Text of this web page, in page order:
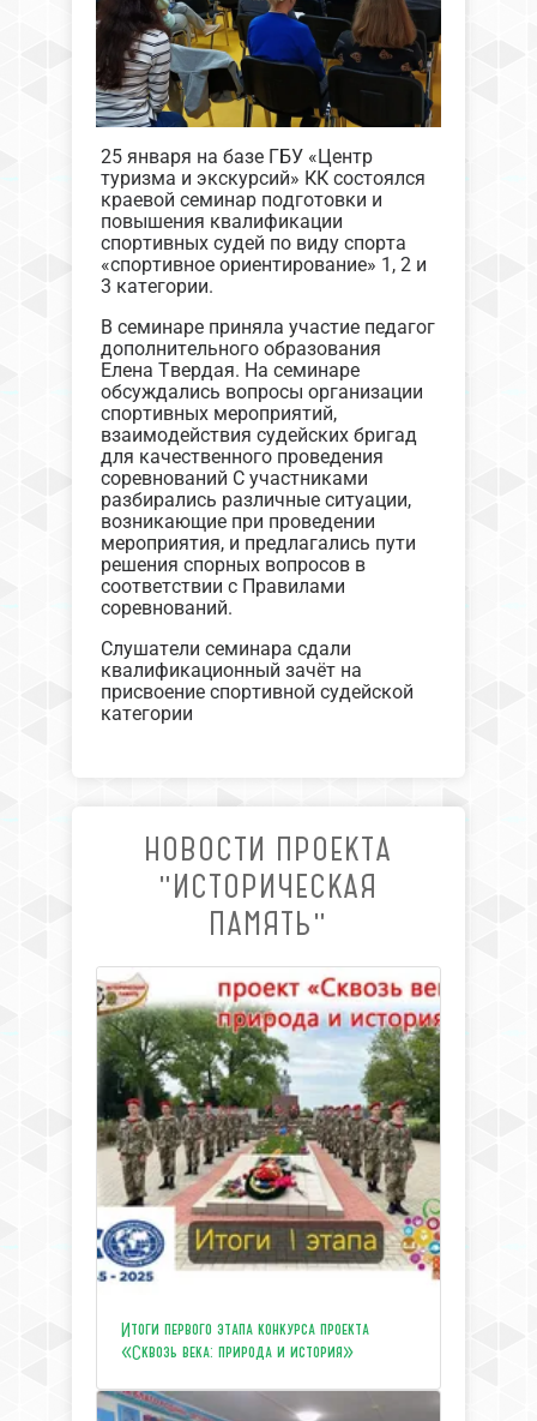
25 января на базе ГБУ «Центр
туризма и экскурсий» КК состоялся
краевой семинар подготовки и
повышения квалификации
спортивных судей по виду спорта
«спортивное ориентирование» 1, 2 и
3 категории.
В семинаре приняла участие педагог
дополнительного образования
Елена Твердая. На семинаре
обсуждались вопросы организации
спортивных мероприятий,
взаимодействия судейских бригад
для качественного проведения
соревнований С участниками
разбирались различные ситуации,
возникающие при проведении
мероприятия, и предлагались пути
решения спорных вопросов в
соответствии с Правилами
соревнований.
Слушатели семинара сдали
квалификационный зачёт на
присвоение спортивной судейской
категории
НОВОСТИ ПРОЕКТА
"ИСТОРИЧЕСКАЯ
ПАМЯТЬ"
Итоги первого этапа конкурса проекта
«Сквозь века: природа и история»